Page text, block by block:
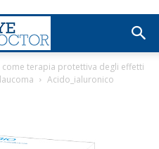
terapia protettiva degli effetti
Acido_ialuronico